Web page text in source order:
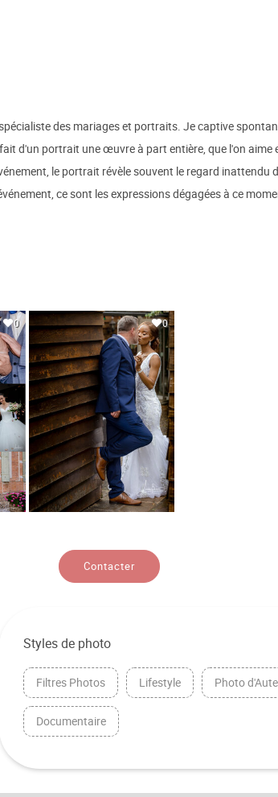
des mariages et portraits. Je captive
d'un portrait une œuvre à part entière, que l'on aime
le portrait révèle souvent le regard inattendu
ce sont les expressions dégagées à ce
0 0
Contacter
Styles de photo
Filtres Photos Lifestyle Photo
Documentaire